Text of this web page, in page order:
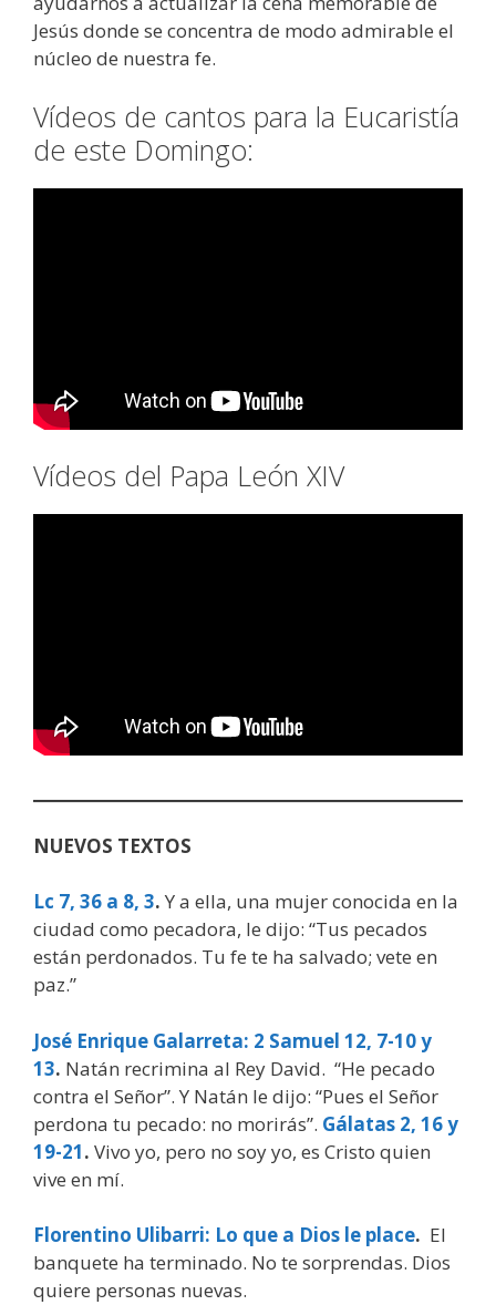
Jesús donde se concentra de modo admirable el
núcleo de nuestra fe.
Vídeos de cantos para la Eucaristía
de este Domingo:
Vídeos del Papa León XIV
NUEVOS TEXTOS
Lc 7, 36 a 8, 3. Y a ella, una mujer conocida en la
ciudad como pecadora, le dijo: “Tus pecados
están perdonados. Tu fe te ha salvado; vete en
paz.”
José Enrique Galarreta: 2 Samuel 12, 7-10 y
13. Natán recrimina al Rey David. “He pecado
contra el Señor”. Y Natán le dijo: “Pues el Señor
perdona tu pecado: no morirás”. Gálatas 2, 16 y
19-21. Vivo yo, pero no soy yo, es Cristo quien
vive en mí.
Florentino Ulibarri: Lo que a Dios le place. El
banquete ha terminado. No te sorprendas. Dios
quiere personas nuevas.